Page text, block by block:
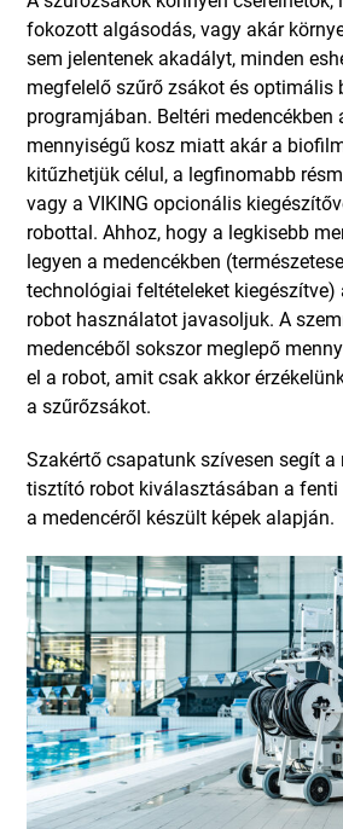
fokozott algásodás, vagy akár
sem jelentenek akadályt, minden
megfelelő szűrő zsákot és optimális
programjában. Beltéri medencékben
mennyiségű kosz miatt akár a
kitűzhetjük célul, a legfinomabb
vagy a VIKING opcionális
robottal. Ahhoz, hogy a legkisebb
legyen a medencékben
technológiai feltételeket
robot használatot javasoljuk. A
medencéből sokszor meglepő
el a robot, amit csak akkor
a szűrőzsákot.
Szakértő csapatunk szívesen segít
tisztító robot kiválasztásában a fenti
a medencéről készült képek alapján.